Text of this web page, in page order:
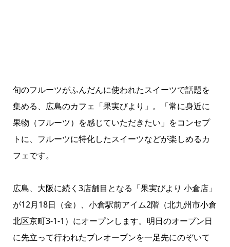
旬のフルーツがふんだんに使われたスイーツで話題を
集める、広島のカフェ「果実びより」。「常に身近に
果物（フルーツ）を感じていただきたい」をコンセプ
トに、フルーツに特化したスイーツなどが楽しめるカ
フェです。
広島、大阪に続く3店舗目となる「果実びより 小倉店」
が12月18日（金）、小倉駅前アイム2階（北九州市小倉
北区京町3-1-1）にオープンします。明日のオープン日
に先立って行われたプレオープンを一足先にのぞいて